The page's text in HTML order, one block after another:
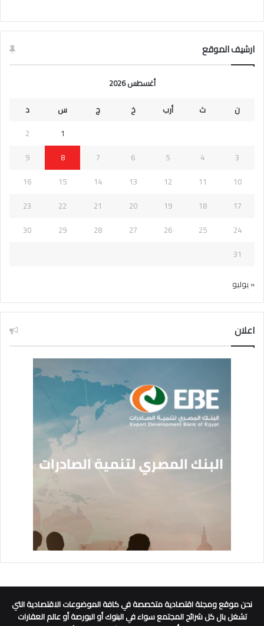
ارشيف الموقع
أغسطس 2026
ن
ث أرب خ ج س
د
1
2
3
4
5
6
7
8
9
10
11
12
13
14
15
16
17
18
19
20
21
22
23
24
25
26
27
28
29
30
31
« يوليو
اعلان
نحن موقع ومجلة اقتصادية متخصصة في كافة الموضوعات الاقتصادية التي
تشغل بال كل شرائح المجتمع سواء في البنوك أو البورصة أو عالم العقارات